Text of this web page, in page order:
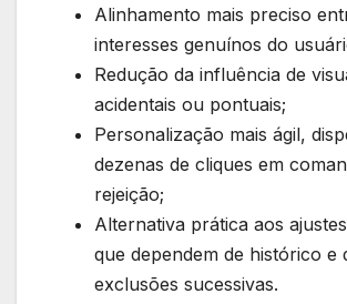
Alinhamento mais preciso
interesses genuínos do
Redução da influência de
acidentais ou pontuais;
Personalização mais ágil,
dezenas de cliques em
rejeição;
Alternativa prática aos
que dependem de histórico e
exclusões sucessivas.